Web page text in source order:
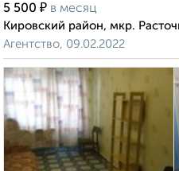
5 500 ₽ в месяц
Кировский район, мкр.
Агентство, 09.02.2022